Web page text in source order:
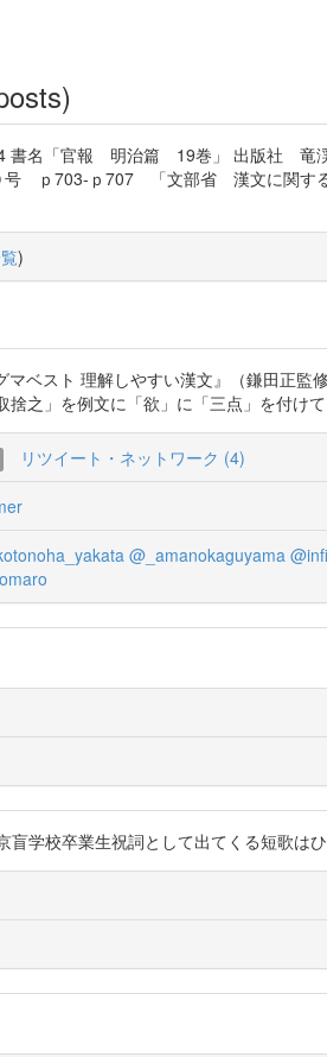
書名「官報 明治篇 19巻」 出版社 竜
ｐ703-ｐ707 「文部省 漢文に関す
)
ベスト 理解しやすい漢文』（鎌田正監
之」を例文に「欲」に「三点」を付け
リツイート・ネットワーク (4)
@_amanokaguyama
学校卒業生祝詞として出てくる短歌は